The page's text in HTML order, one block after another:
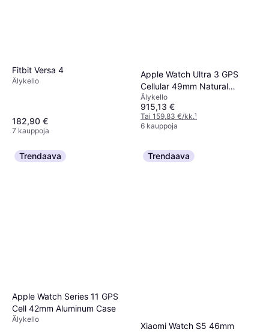
Fitbit Versa 4
Älykello
182,90 €
7 kauppoja
Apple Watch Ultra 3 GPS
Cellular 49mm Natural
Titanium Case
Älykello
915,13 €
Tai 159,83 €/kk.¹
6 kauppoja
Trendaava
Apple Watch Series 11 GPS
Cell 42mm Aluminum Case
Älykello
Trendaava
Xiaomi Watch S5 46mm